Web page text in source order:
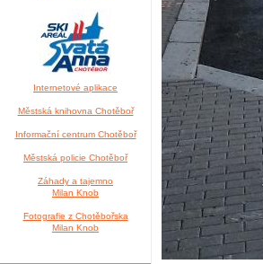
Internetové aplikace
Městská knihovna Chotěboř
Informační centrum Chotěboř
Městská policie Chotěboř
Záhady a tajemno
Milan Knob
Fotografie z Chotěbořska
Milan Knob